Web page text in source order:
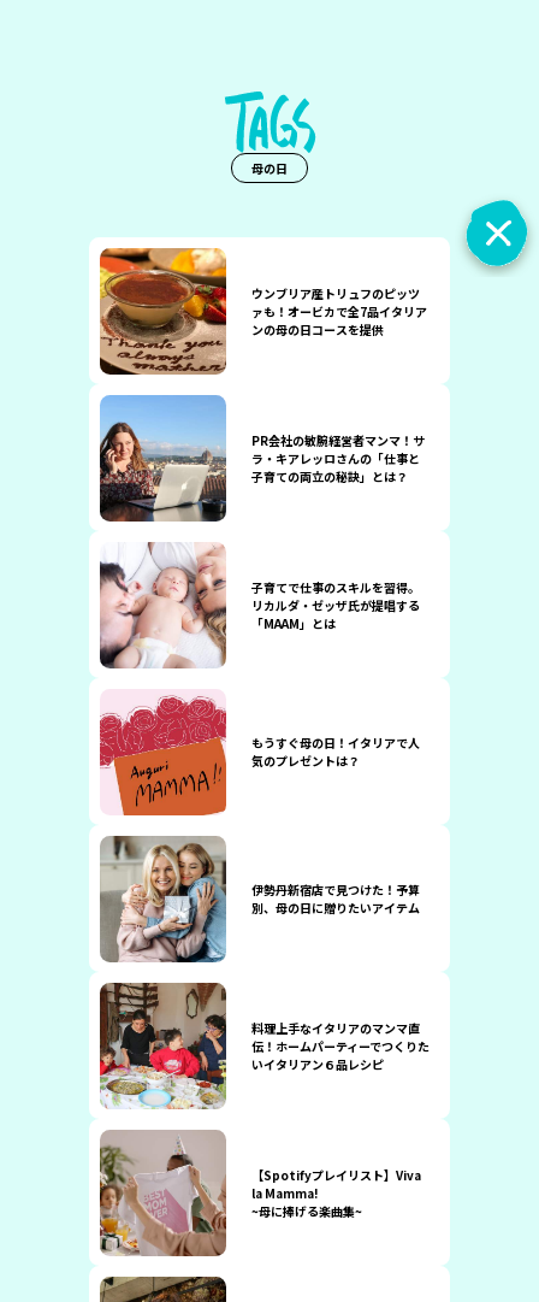
母の日
ウンブリア産トリュフのピッツ
ァも！オービカで全7品イタリア
ンの母の日コースを提供
PR会社の敏腕経営者マンマ！サ
ラ・キアレッロさんの「仕事と
子育ての両立の秘訣」とは？
子育てで仕事のスキルを習得。
リカルダ・ゼッザ氏が提唱する
「MAAM」とは
もうすぐ母の日！イタリアで人
気のプレゼントは？
伊勢丹新宿店で見つけた！予算
別、母の日に贈りたいアイテム
料理上手なイタリアのマンマ直
伝！ホームパーティーでつくりた
いイタリアン６品レシピ
【Spotifyプレイリスト】Viva
la Mamma!
~母に捧げる楽曲集~